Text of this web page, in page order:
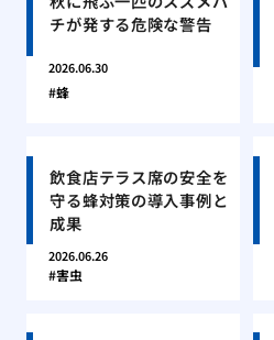
チが発する危険な警告
2026.06.30
蜂
飲食店テラス席の安全を
守る蜂対策の導入事例と
成果
2026.06.26
害虫